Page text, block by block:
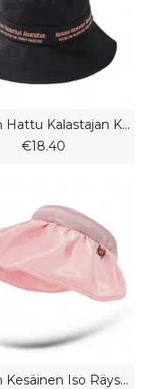
Naisten Hattu Kalastajan Kevään Ja Syksyn Pyöreä Kasvot Pieni Ulkomainen Tyyli Muoti
€18.40
Naisten Kesäinen Iso Räystäs Vinyylihattu Gradientti Väri Tyhjä Top Shell Aurinkohattu Uv-Suoja